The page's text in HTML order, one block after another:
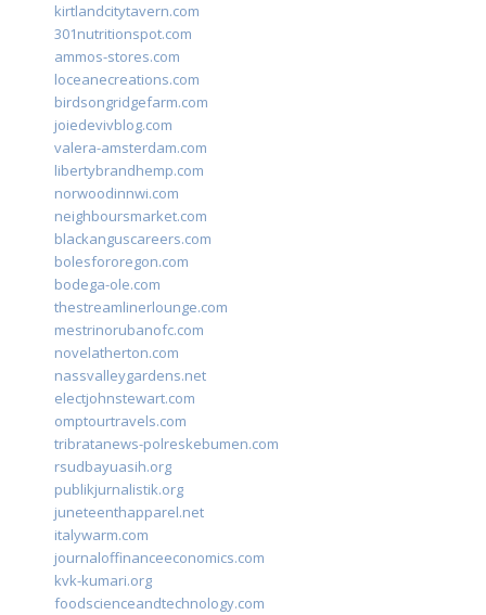
kirtlandcitytavern.com
301nutritionspot.com
ammos-stores.com
loceanecreations.com
birdsongridgefarm.com
joiedevivblog.com
valera-amsterdam.com
libertybrandhemp.com
norwoodinnwi.com
neighboursmarket.com
blackanguscareers.com
bolesfororegon.com
bodega-ole.com
thestreamlinerlounge.com
mestrinorubanofc.com
novelatherton.com
nassvalleygardens.net
electjohnstewart.com
omptourtravels.com
tribratanews-polreskebumen.com
rsudbayuasih.org
publikjurnalistik.org
juneteenthapparel.net
italywarm.com
journaloffinanceeconomics.com
kvk-kumari.org
foodscienceandtechnology.com